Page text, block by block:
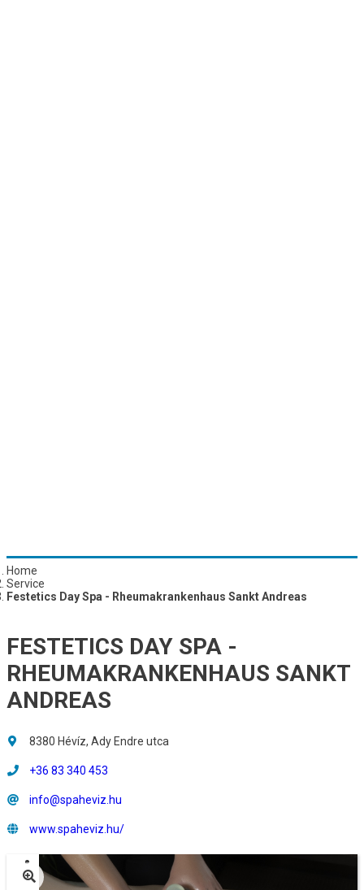
Home
Service
Festetics Day Spa - Rheumakrankenhaus Sankt Andreas
FESTETICS DAY SPA -
RHEUMAKRANKENHAUS SANKT
ANDREAS
8380 Hévíz, Ady Endre utca
+36 83 340 453
info@spaheviz.hu
www.spaheviz.hu/